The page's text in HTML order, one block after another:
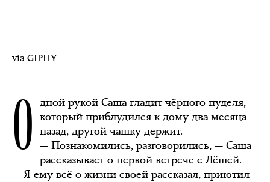
via GIPHY
О дной рукой Саша гладит чёрного пуделя,
который приблудился к дому два месяца
назад, другой чашку держит.
— Познакомились, разговорились, — Саша
рассказывает о первой встрече с Лёшей.
— Я ему всё о жизни своей рассказал, приютил